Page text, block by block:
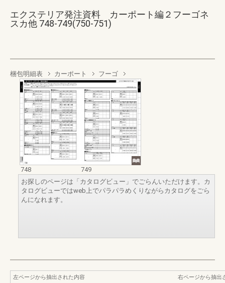
エクステリア発注資料 カーポート編２フーゴネ
スカ他 748-749(750-751)
梱包明細表 カーポート フーゴ
748
749
お探しのページは「カタログビュー」でごらんいただけます。カ
タログビューではweb上でパラパラめくりながらカタログをごら
んになれます。
左ページから抽出された内容
右ページから抽出